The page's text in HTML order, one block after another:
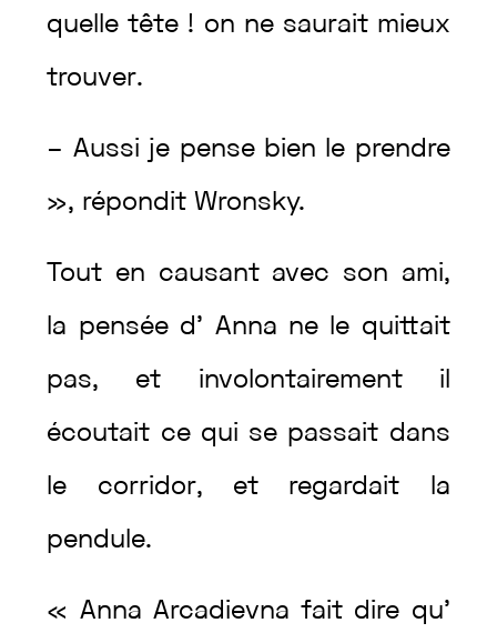
quelletête ! on ne saurait mieux
trouver.
– Aussi je pense bien le prendre
», répondit Wronsky.
Tout en causant avec son ami,
la pensée d’ Anna ne le quittait
pas, et involontairement il
écoutait ce qui se passait dans
le corridor, et regardait la
pendule.
« Anna Arcadievnafait dire qu’